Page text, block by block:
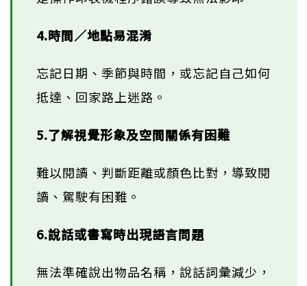
4.時間／地點易混淆
忘記日期、季節與時間，或忘記自己如何
抵達、回家路上迷路。
5.了解視覺形象及空間關係有困難
難以閱讀、判斷距離或顏色比對，導致閱
讀、駕駛有困難。
6.說話或書寫時出現語言問題
無法準確說出物品名稱，說話詞彙減少，